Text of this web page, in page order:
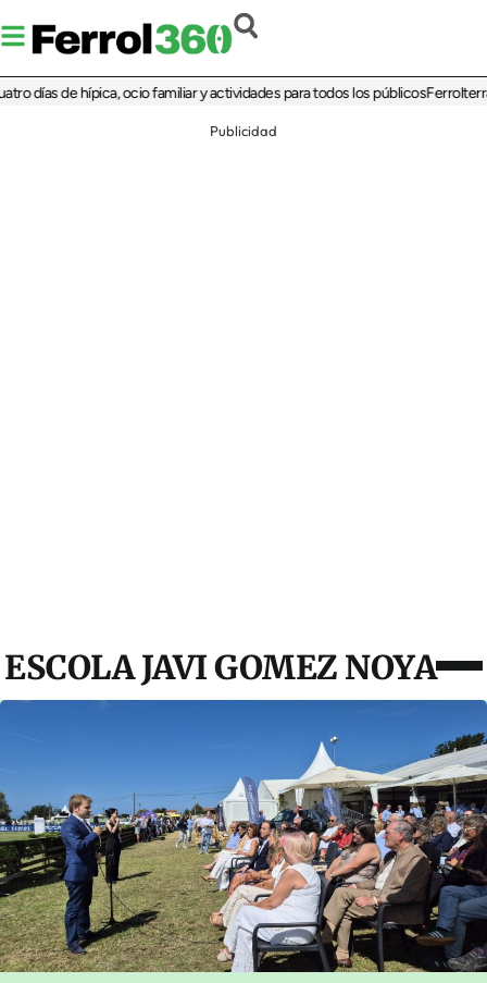
de hípica, ocio familiar y actividades para todos los públicosFerrolterra
Publicidad
ESCOLA JAVI GOMEZ NOYA